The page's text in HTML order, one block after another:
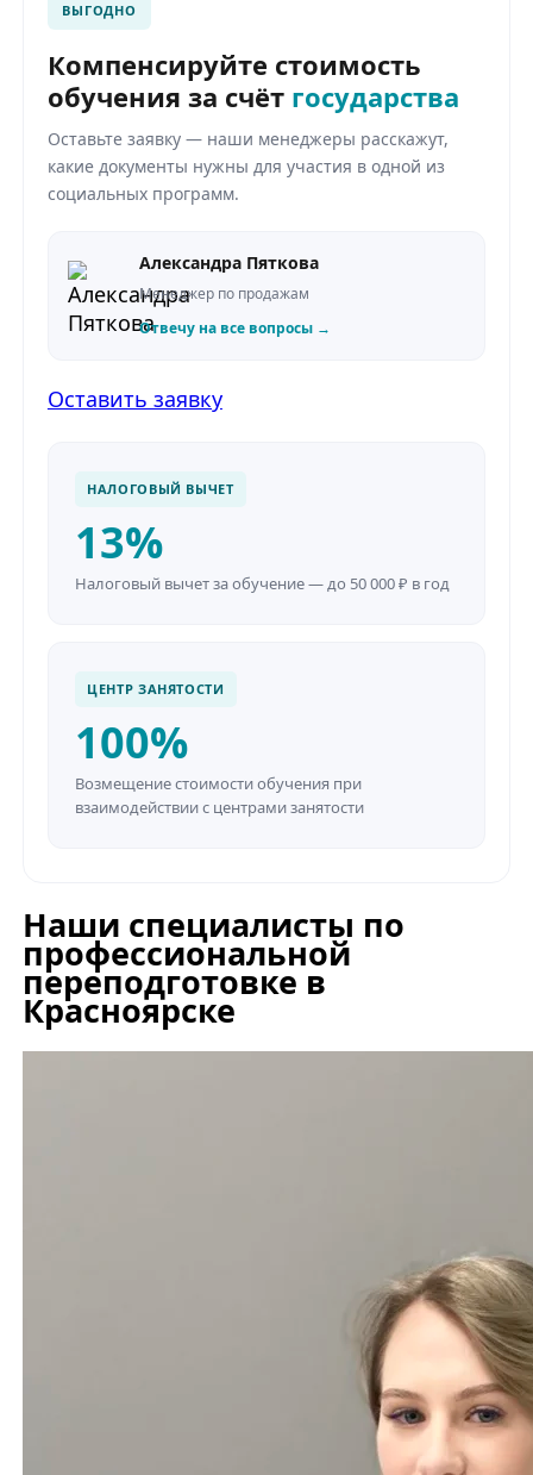
ВЫГОДНО
Компенсируйте стоимость
обучения за счёт государства
Оставьте заявку — наши менеджеры расскажут,
какие документы нужны для участия в одной из
социальных программ.
Александра Пяткова
Менеджер по продажам
Отвечу на все вопросы →
Оставить заявку
НАЛОГОВЫЙ ВЫЧЕТ
13%
Налоговый вычет за обучение — до 50 000 ₽ в год
ЦЕНТР ЗАНЯТОСТИ
100%
Возмещение стоимости обучения при
взаимодействии с центрами занятости
Наши специалисты по
профессиональной
переподготовке в
Красноярске